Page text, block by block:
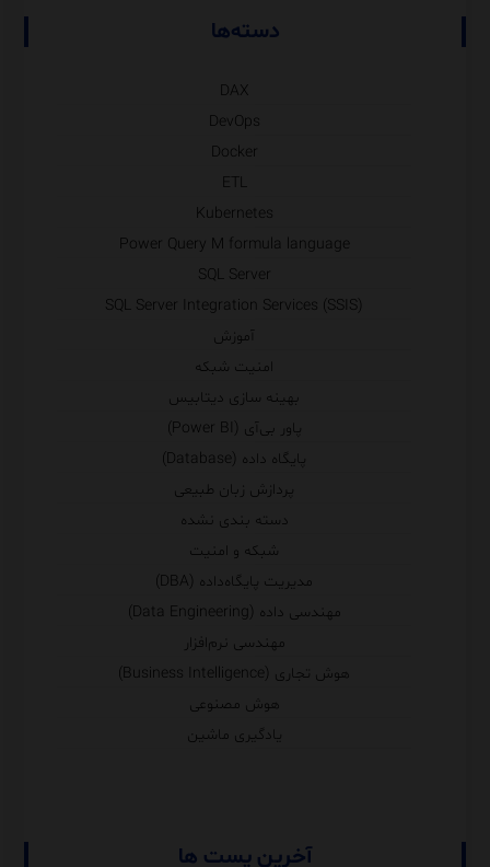
دسته‌ها
DAX
DevOps
Docker
ETL
Kubernetes
Power Query M formula language
SQL Server
SQL Server Integration Services (SSIS)
آموزش
امنیت شبکه
بهینه سازی دیتابیس
پاور بی‌آی (Power BI)
پایگاه داده (Database)
پردازش زبان طبیعی
دسته بندی نشده
شبکه و امنیت
مدیریت پایگاه‌داده (DBA)
مهندسی داده (Data Engineering)
مهندسی نرم‌افزار
هوش تجاری (Business Intelligence)
هوش مصنوعی
یادگیری ماشین
آخرین پست ها